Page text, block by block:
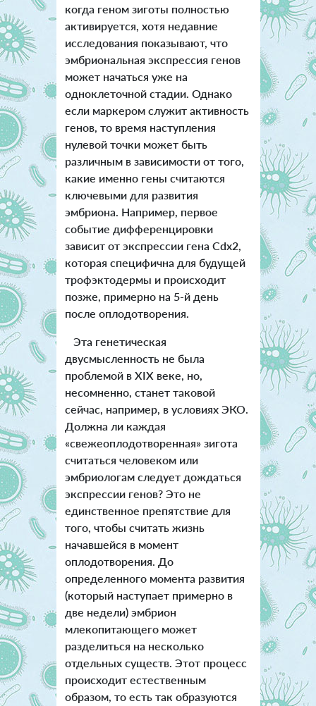
когда геном зиготы полностью
активируется, хотя недавние
исследования показывают, что
эмбриональная экспрессия генов
может начаться уже на
одноклеточной стадии. Однако
если маркером служит активность
генов, то время наступления
нулевой точки может быть
различным в зависимости от того,
какие именно гены считаются
ключевыми для развития
эмбриона. Например, первое
событие дифференцировки
зависит от экспрессии гена Cdx2,
которая специфична для будущей
трофэктодермы и происходит
позже, примерно на 5-й день
после оплодотворения.
Эта генетическая
двусмысленность не была
проблемой в XIX веке, но,
несомненно, станет таковой
сейчас, например, в условиях ЭКО.
Должна ли каждая
«свежеоплодотворенная» зигота
считаться человеком или
эмбриологам следует дождаться
экспрессии генов? Это не
единственное препятствие для
того, чтобы считать жизнь
начавшейся в момент
оплодотворения. До
определенного момента развития
(который наступает примерно в
две недели) эмбрион
млекопитающего может
разделиться на несколько
отдельных существ. Этот процесс
происходит естественным
образом, то есть так образуются